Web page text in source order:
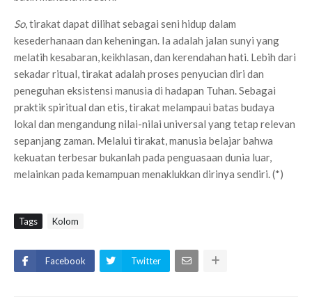
So, tirakat dapat dilihat sebagai seni hidup dalam
kesederhanaan dan keheningan. Ia adalah jalan sunyi yang
melatih kesabaran, keikhlasan, dan kerendahan hati. Lebih dari
sekadar ritual, tirakat adalah proses penyucian diri dan
peneguhan eksistensi manusia di hadapan Tuhan. Sebagai
praktik spiritual dan etis, tirakat melampaui batas budaya
lokal dan mengandung nilai-nilai universal yang tetap relevan
sepanjang zaman. Melalui tirakat, manusia belajar bahwa
kekuatan terbesar bukanlah pada penguasaan dunia luar,
melainkan pada kemampuan menaklukkan dirinya sendiri. (*)
Tags Kolom
Facebook Twitter